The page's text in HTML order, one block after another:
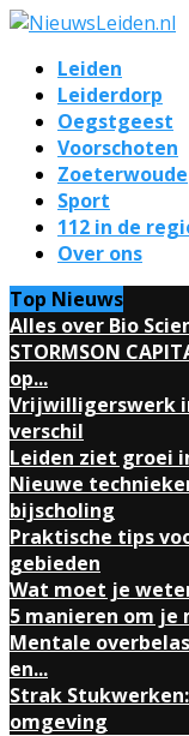
Leiden
Leiderdorp
Oegstgeest
Voorschoten
Zoeterwoude
Sport
112 in de
Over ons
Top Nieuws
Alles over Bio
STORMSON
op...
Vrijwilligerswerk
verschil
Leiden ziet groei
Nieuwe
bijscholing
Praktische tips
gebieden
Wat moet je
5 manieren om
Mentale
en...
Strak
omgeving